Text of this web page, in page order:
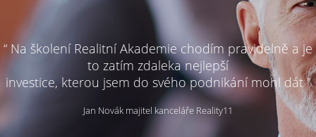
“ Na školení Realitní Akademie chodím pravidelně a je
to zatím zdaleka nejlepší
investice, kterou jsem do svého podnikání mohl dát ”
Jan Novák majitel kanceláře Reality11